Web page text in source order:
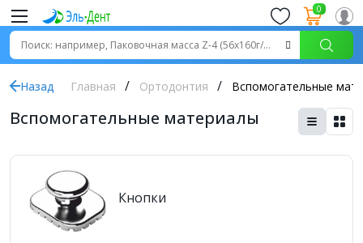
0
Назад Главная Ортодонтия Вспомогательные
Вспомогательные материалы
Кнопки